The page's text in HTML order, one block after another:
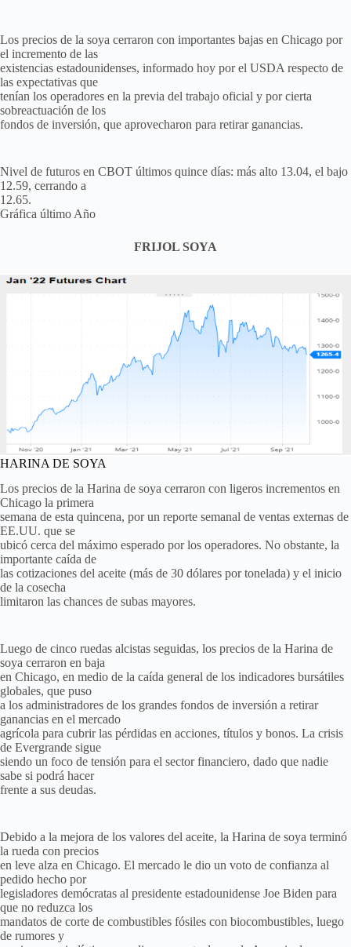
Los precios de la soya cerraron con importantes bajas en Chicago por
el incremento de las
existencias estadounidenses, informado hoy por el USDA respecto de
las expectativas que
tenían los operadores en la previa del trabajo oficial y por cierta
sobreactuación de los
fondos de inversión, que aprovecharon para retirar ganancias.
Nivel de futuros en CBOT últimos quince días: más alto 13.04, el bajo
12.59, cerrando a
12.65.
Gráfica último Año
FRIJOL SOYA
HARINA DE SOYA
Los precios de la Harina de soya cerraron con ligeros incrementos en
Chicago la primera
semana de esta quincena, por un reporte semanal de ventas externas de
EE.UU. que se
ubicó cerca del máximo esperado por los operadores. No obstante, la
importante caída de
las cotizaciones del aceite (más de 30 dólares por tonelada) y el inicio
de la cosecha
limitaron las chances de subas mayores.
Luego de cinco ruedas alcistas seguidas, los precios de la Harina de
soya cerraron en baja
en Chicago, en medio de la caída general de los indicadores bursátiles
globales, que puso
a los administradores de los grandes fondos de inversión a retirar
ganancias en el mercado
agrícola para cubrir las pérdidas en acciones, títulos y bonos. La crisis
de Evergrande sigue
siendo un foco de tensión para el sector financiero, dado que nadie
sabe si podrá hacer
frente a sus deudas.
Debido a la mejora de los valores del aceite, la Harina de soya terminó
la rueda con precios
en leve alza en Chicago. El mercado le dio un voto de confianza al
pedido hecho por
legisladores demócratas al presidente estadounidense Joe Biden para
que no reduzca los
mandatos de corte de combustibles fósiles con biocombustibles, luego
de rumores y